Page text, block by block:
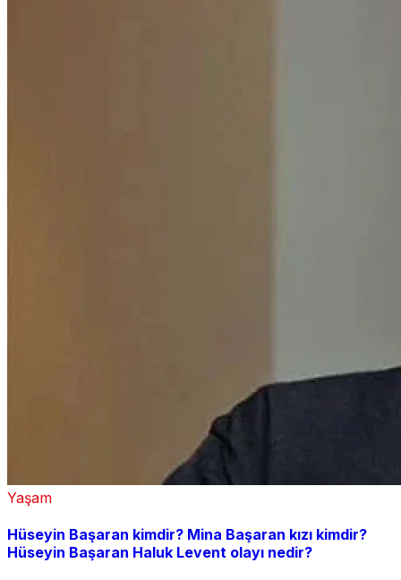
Yaşam
Hüseyin Başaran kimdir? Mina Başaran kızı kimdir?
Hüseyin Başaran Haluk Levent olayı nedir?